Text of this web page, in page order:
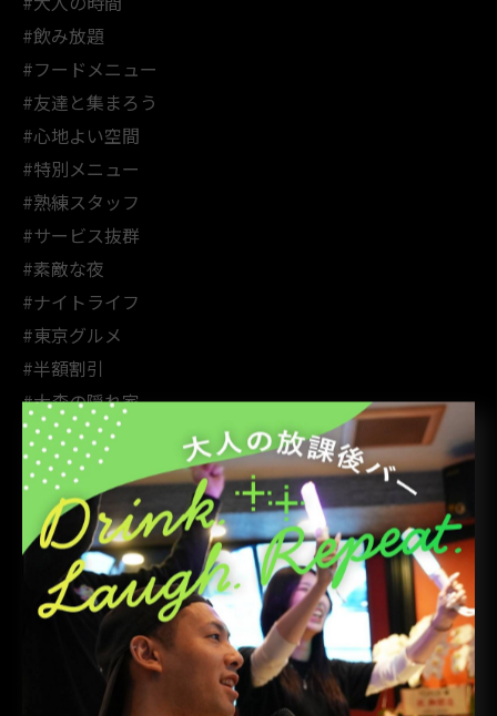
#飲み放題
#フードメニュー
#友達と集まろう
#心地よい空間
#特別メニュー
#熟練スタッフ
#サービス抜群
#素敵な夜
#ナイトライフ
#東京グルメ
#半額割引
#大森の隠れ家
#バータイム
#ゆったり時間
#リラックスタイム
#乾杯
#大森の夜
#夜の楽しみ
#大人の社交場
#笑顔でお迎え